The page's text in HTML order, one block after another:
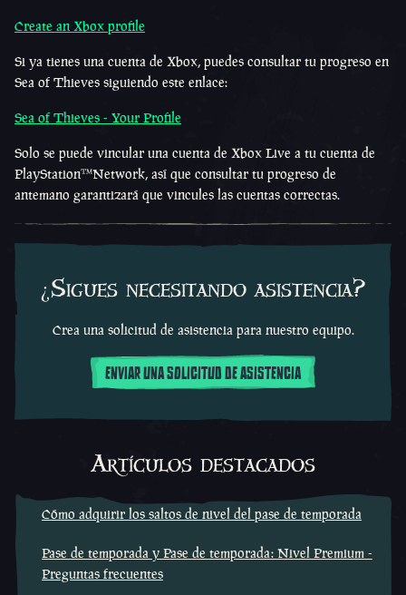
Create an Xbox profile
Si ya tienes una cuenta de Xbox, puedes consultar tu progreso en
Sea of Thieves siguiendo este enlace:
Sea of Thieves - Your Profile
Solo se puede vincular una cuenta de Xbox Live a tu cuenta de
PlayStation™Network, así que consultar tu progreso de
antemano garantizará que vincules las cuentas correctas.
¿Sigues necesitando asistencia?
Crea una solicitud de asistencia para nuestro equipo.
ENVIAR UNA SOLICITUD DE ASISTENCIA
Artículos destacados
Cómo adquirir los saltos de nivel del pase de temporada
Pase de temporada y Pase de temporada: Nivel Premium -
Preguntas frecuentes